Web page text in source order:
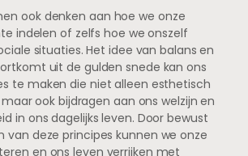
ook denken aan hoe we onze
indelen of zelfs hoe we onszelf
situaties. Het idee van balans en
uit de gulden snede kan ons
te maken die niet alleen esthetisch
ook bijdragen aan ons welzijn en
in ons dagelijks leven. Door bewust
van deze principes kunnen we onze
en ons leven verrijken met